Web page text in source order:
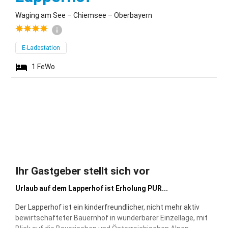
Waging am See – Chiemsee – Oberbayern
E-Ladestation
1 FeWo
Ihr Gastgeber stellt sich vor
Urlaub auf dem Lapperhof ist Erholung PUR...
Der Lapperhof ist ein kinderfreundlicher, nicht mehr aktiv
bewirtschafteter Bauernhof in wunderbarer Einzellage, mit